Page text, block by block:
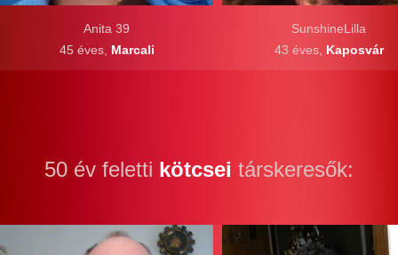
Anita 39
45 éves, Marcali
SunshineLilla
43 éves, Kaposvár
50 év feletti kötcsei társkeresők: